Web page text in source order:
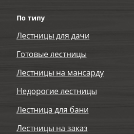
По типу
Лестницы для дачи
Готовые лестницы
Лестницы на мансарду
Недорогие лестницы
Лестница для бани
Лестницы на заказ